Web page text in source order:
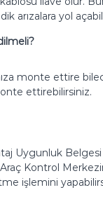
arızalara yol
monte ettire
ettirebilirsiniz.
Uygunluk
Kontrol
işlemini